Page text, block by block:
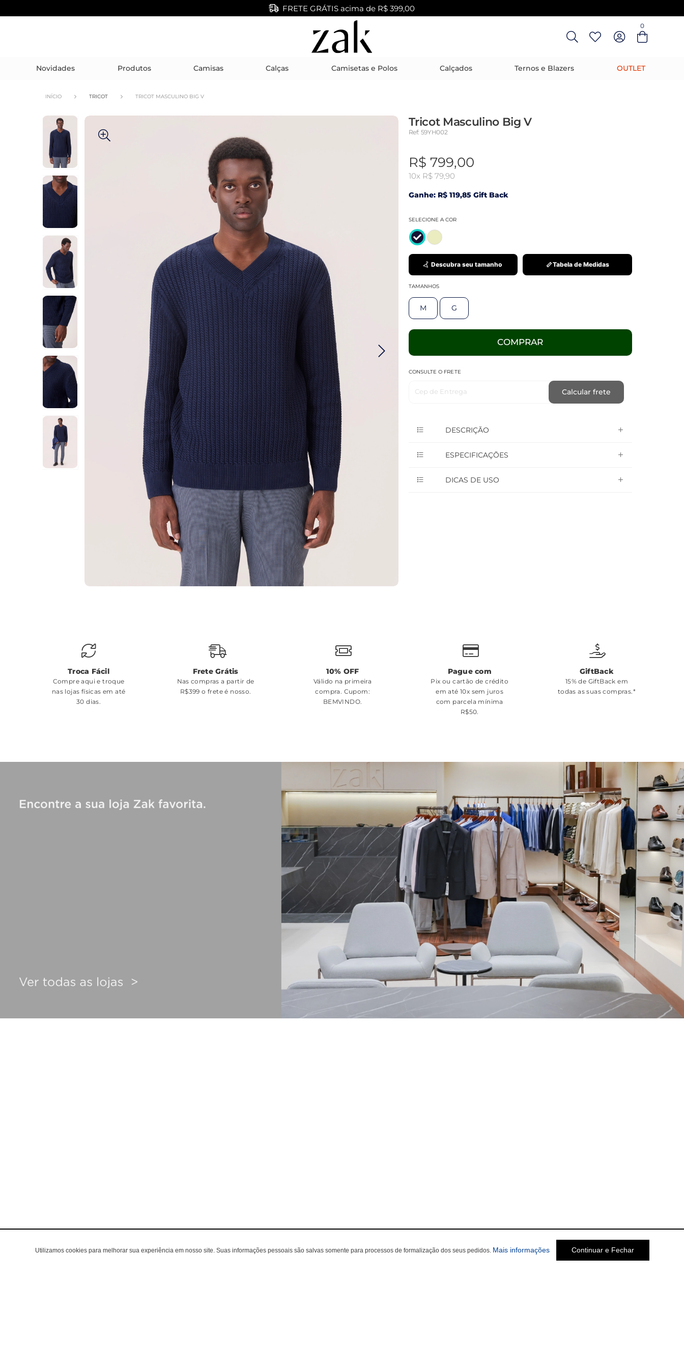
Entre com email ou cpf/cnpj
FRETE GRÁTIS acima de R$ 399,00
0
Novidades Produtos Camisas Calças Camisetas e Polos Calçados Ternos e Blazers OUTLET
INÍCIO TRICOT TRICOT MASCULINO BIG V
Tricot Masculino Big V
Ref: 59YH002
R$ 799,00
10x R$ 79,90
Ganhe: R$ 119,85 Gift Back
SELECIONE A COR
Descubra seu tamanho Tabela de Medidas
TAMANHOS
M G
COMPRAR
CONSULTE O FRETE
Cep de Entrega Calcular frete
DESCRIÇÃO
ESPECIFICAÇÕES
DICAS DE USO
Troca Fácil
Compre aqui e troque
nas lojas físicas em até
30 dias.
Frete Grátis
Nas compras a partir de
R$399 o frete é nosso.
10% OFF
Válido na primeira
compra. Cupom:
BEMVINDO.
Pague com
Pix ou cartão de crédito
em até 10x sem juros
com parcela mínima
R$50.
GiftBack
15% de GiftBack em
todas as suas compras.*
Utilizamos cookies para melhorar sua experiência em nosso site. Suas informações pessoais são salvas somente para processos de formalização dos seus pedidos. Mais informações Continuar e Fechar